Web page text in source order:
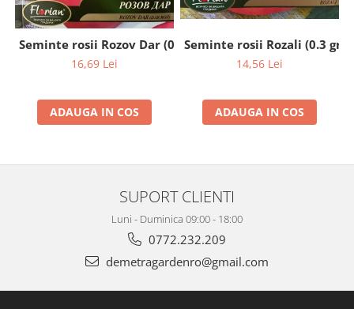
Seminte rosii Rozov Dar (0.2 gr)
16,69 Lei
ADAUGA IN COS
Seminte rosii Rozali (0.3 gr)
14,56 Lei
ADAUGA IN COS
SUPORT CLIENTI
Luni - Duminica 09:00 - 18:00
0772.232.209
demetragardenro@gmail.com